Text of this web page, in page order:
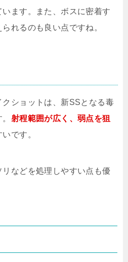
ます。また、ボスに密着す
れるのも良い点ですね。
クショットは、新SSとなる毒
射程範囲が広く、弱点を狙
です。
などを処理しやすい点も優